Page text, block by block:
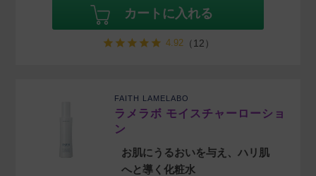
カートに入れる
4.92（12）
FAITH LAMELABO
ラメラボ モイスチャーローショ
ン
お肌にうるおいを与え、ハリ肌
へと導く化粧水